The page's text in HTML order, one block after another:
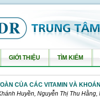
GIỚI THIỆU TÌM KIẾM
CỦA CÁC VITAMIN VÀ
Huyền, Nguyễn Thị Thu Hằng,